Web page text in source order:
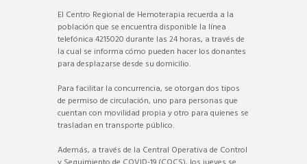
El Centro Regional de Hemoterapia recuerda a la
población que se encuentra disponible la línea
telefónica 4215020 durante las 24 horas, a través de
la cual se informa cómo pueden hacer los donantes
para desplazarse desde su domicilio.
Para facilitar la concurrencia, se otorgan dos tipos
de permiso de circulación, uno para personas que
cuentan con movilidad propia y otro para quienes se
trasladan en transporte público.
Además, a través de la Central Operativa de Control